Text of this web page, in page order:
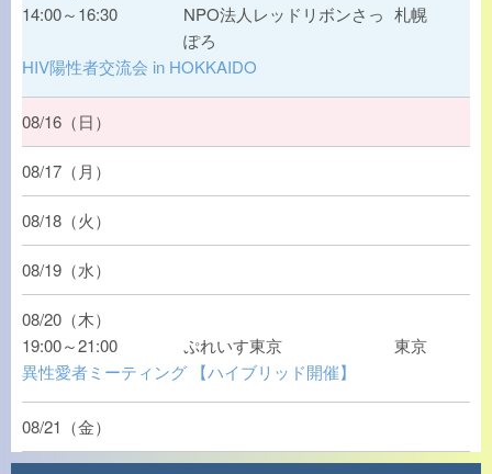
14:00～16:30
NPO法人レッドリボンさっ
ぽろ
札幌
HIV陽性者交流会 in HOKKAIDO
08/16（日）
08/17（月）
08/18（火）
08/19（水）
08/20（木）
19:00～21:00
ぷれいす東京
東京
異性愛者ミーティング 【ハイブリッド開催】
08/21（金）